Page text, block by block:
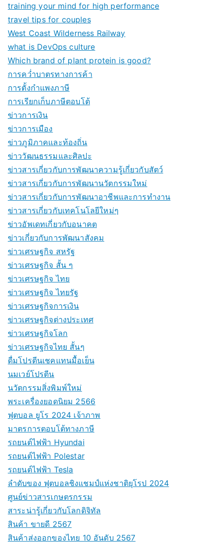
training your mind for high performance
travel tips for couples
West Coast Wilderness Railway
what is DevOps culture
Which brand of plant protein is good?
การคว่ำบาตรทางการค้า
การตั้งกำแพงภาษี
การเรียกเก็บภาษีตอบโต้
ข่าวการเงิน
ข่าวการเมือง
ข่าวภูมิภาคและท้องถิ่น
ข่าววัฒนธรรมและศิลปะ
ข่าวสารเกี่ยวกับการพัฒนาความรู้เกี่ยวกับสัตว์
ข่าวสารเกี่ยวกับการพัฒนานวัตกรรมใหม่
ข่าวสารเกี่ยวกับการพัฒนาอาชีพและการทำงาน
ข่าวสารเกี่ยวกับเทคโนโลยีใหม่ๆ
ข่าวอัพเดทเกี่ยวกับอนาคต
ข่าวเกี่ยวกับการพัฒนาสังคม
ข่าวเศรษฐกิจ สหรัฐ
ข่าวเศรษฐกิจ สั้น ๆ
ข่าวเศรษฐกิจ ไทย
ข่าวเศรษฐกิจ ไทยรัฐ
ข่าวเศรษฐกิจการเงิน
ข่าวเศรษฐกิจต่างประเทศ
ข่าวเศรษฐกิจโลก
ข่าวเศรษฐกิจไทย สั้นๆ
ดื่มโปรตีนเชคแทนมื้อเย็น
นมเวย์โปรตีน
นวัตกรรมสิ่งพิมพ์ใหม่
พระเครื่องยอดนิยม 2566
ฟุตบอล ยูโร 2024 เจ้าภาพ
มาตรการตอบโต้ทางภาษี
รถยนต์ไฟฟ้า Hyundai
รถยนต์ไฟฟ้า Polestar
รถยนต์ไฟฟ้า Tesla
ลำดับของ ฟุตบอลชิงแชมป์แห่งชาติยุโรป 2024
ศูนย์ข่าวสารเกษตรกรรม
สาระน่ารู้เกี่ยวกับโลกดิจิทัล
สินค้า ขายดี 2567
สินค้าส่งออกของไทย 10 อันดับ 2567